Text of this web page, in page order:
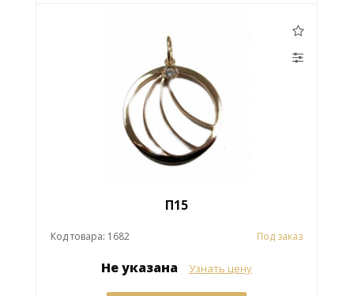
П15
Код товара: 1682 Под заказ
Не указана Узнать цену